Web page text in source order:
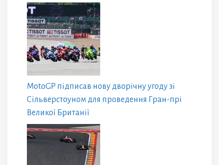
MotoGP підписав нову дворічну угоду зі
Сільверстоуном для проведення Гран-прі
Великої Британії